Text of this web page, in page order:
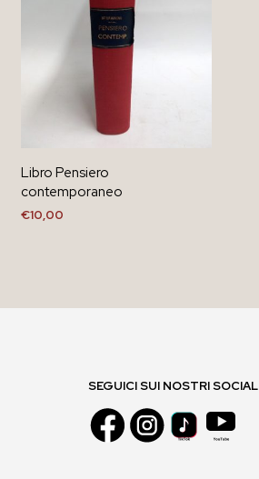
Libro Pensiero
contemporaneo
€10,00
SEGUICI SUI NOSTRI SOCIAL